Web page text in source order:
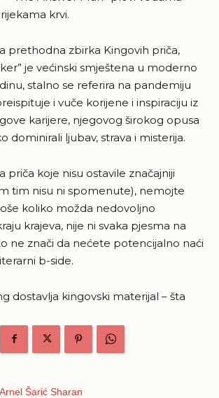
krvi.
prethodna zbirka Kingovih priča,
je većinski smještena u moderno
stalno se referira na pandemiju
i vuče korijene i inspiraciju iz
karijere, njegovog širokog opusa
dominirali ljubav, strava i misterija.
priča koje nisu ostavile značajniji
tim nisu ni spomenute), nemojte
koliko možda nedovoljno
krajeva, nije ni svaka pjesma na
ne znači da nećete potencijalno naći
b-side.
dostavlja kingovski materijal – šta
Arnel Šarić Sharan